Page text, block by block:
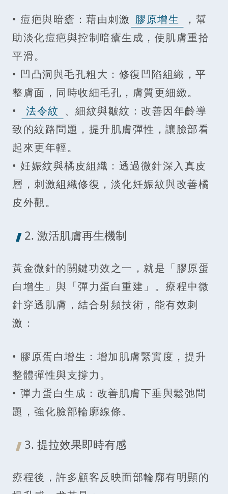
• 痘疤與暗瘡：藉由刺激 膠原增生
，幫
助淡化痘疤與控制暗瘡生成，使肌膚重拾
平滑。
• 凹凸洞與毛孔粗大：修復凹陷組織，平
整膚面，同時收細毛孔，膚質更細緻。
•
法令紋 、細紋與皺紋：改善因年齡導
致的紋路問題，提升肌膚彈性，讓臉部看
起來更年輕。
• 妊娠紋與橘皮組織：透過微針深入真皮
層，刺激組織修復，淡化妊娠紋與改善橘
皮外觀。
2. 激活肌膚再生機制
黃金微針的關鍵功效之一，就是「膠原蛋
白增生」與「彈力蛋白重建」。療程中微
針穿透肌膚，結合射頻技術，能有效刺
激：
• 膠原蛋白增生：增加肌膚緊實度，提升
整體彈性與支撐力。
• 彈力蛋白生成：改善肌膚下垂與鬆弛問
題，強化臉部輪廓線條。
3. 提拉效果即時有感
療程後，許多顧客反映面部輪廓有明顯的